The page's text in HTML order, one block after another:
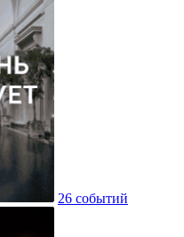
26 событий